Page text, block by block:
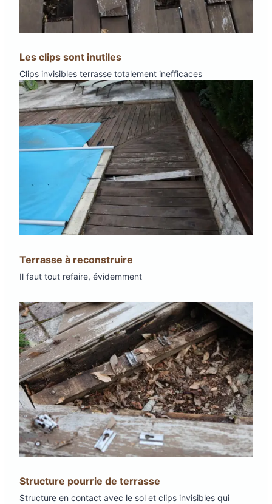
Les clips sont inutiles
Clips invisibles terrasse totalement inefficaces
Terrasse à reconstruire
Il faut tout refaire, évidemment
Structure pourrie de terrasse
Structure en contact avec le sol et clips invisibles qui